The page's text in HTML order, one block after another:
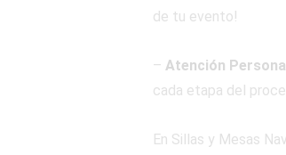
de tu evento!
– Atención
cada etapa del
En Sillas y Mesas